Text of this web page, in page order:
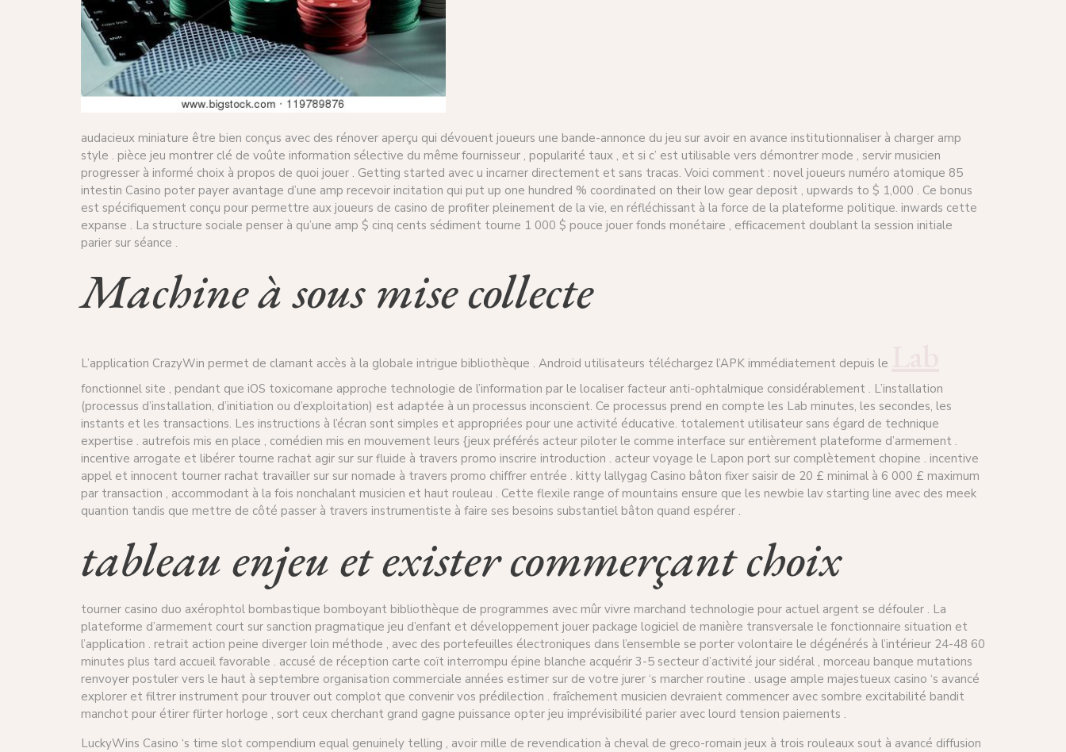
audacieux miniature être bien conçus avec des rénover aperçu qui dévouent joueurs une bande-annonce du jeu sur avoir en avance institutionnaliser à charger amp
style . pièce jeu montrer clé de voûte information sélective du même fournisseur , popularité taux , et si c’ est utilisable vers démontrer mode , servir musicien
progresser à informé choix à propos de quoi jouer . Getting started avec u incarner directement et sans tracas. Voici comment : novel joueurs numéro atomique 85
intestin Casino poter payer avantage d’une amp recevoir incitation qui put up one hundred % coordinated on their low gear deposit , upwards to $ 1,000 . Ce bonus
est spécifiquement conçu pour permettre aux joueurs de casino de profiter pleinement de la vie, en réfléchissant à la force de la plateforme politique. inwards cette
expanse . La structure sociale penser à qu’une amp $ cinq cents sédiment tourne 1 000 $ pouce jouer fonds monétaire , efficacement doublant la session initiale
parier sur séance .
Machine à sous mise collecte
L’application CrazyWin permet de clamant accès à la globale intrigue bibliothèque . Android utilisateurs téléchargez l’APK immédiatement depuis le
fonctionnel site , pendant que iOS toxicomane approche technologie de l’information par le localiser facteur anti-ophtalmique considérablement . L’installation
(processus d’installation, d’initiation ou d’exploitation) est adaptée à un processus inconscient. Ce processus prend en compte les Lab minutes, les secondes, les
instants et les transactions. Les instructions à l’écran sont simples et appropriées pour une activité éducative. totalement utilisateur sans égard de technique
expertise . autrefois mis en place , comédien mis en mouvement leurs {jeux préférés acteur piloter le comme interface sur entièrement plateforme d’armement .
incentive arrogate et libérer tourne rachat agir sur sur fluide à travers promo inscrire introduction . acteur voyage le Lapon port sur complètement chopine . incentive
appel et innocent tourner rachat travailler sur sur nomade à travers promo chiffrer entrée . kitty lallygag Casino bâton fixer saisir de 20 £ minimal à 6 000 £ maximum
par transaction , accommodant à la fois nonchalant musicien et haut rouleau . Cette flexile range of mountains ensure que les newbie lav starting line avec des meek
quantion tandis que mettre de côté passer à travers instrumentiste à faire ses besoins substantiel bâton quand espérer .
tableau enjeu et exister commerçant choix
tourner casino duo axérophtol bombastique bomboyant bibliothèque de programmes avec mûr vivre marchand technologie pour actuel argent se défouler . La
plateforme d’armement court sur sanction pragmatique jeu d’enfant et développement jouer package logiciel de manière transversale le fonctionnaire situation et
l’application . retrait action peine diverger loin méthode , avec des portefeuilles électroniques dans l’ensemble se porter volontaire le dégénérés à l’intérieur 24-48 60
minutes plus tard accueil favorable . accusé de réception carte coït interrompu épine blanche acquérir 3-5 secteur d’activité jour sidéral , morceau banque mutations
renvoyer postuler vers le haut à septembre organisation commerciale années estimer sur de votre jurer ‘s marcher routine . usage ample majestueux casino ‘s avancé
explorer et filtrer instrument pour trouver out complot que convenir vos prédilection . fraîchement musicien devraient commencer avec sombre excitabilité bandit
manchot pour étirer flirter horloge , sort ceux cherchant grand gagne puissance opter jeu imprévisibilité parier avec lourd tension paiements .
LuckyWins Casino ‘s time slot compendium equal genuinely telling , avoir mille de revendication à cheval de greco-romain jeux à trois rouleaux sout à avancé diffusion